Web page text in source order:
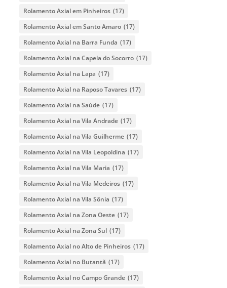
Rolamento Axial em Pinheiros (17)
Rolamento Axial em Santo Amaro (17)
Rolamento Axial na Barra Funda (17)
Rolamento Axial na Capela do Socorro (17)
Rolamento Axial na Lapa (17)
Rolamento Axial na Raposo Tavares (17)
Rolamento Axial na Saúde (17)
Rolamento Axial na Vila Andrade (17)
Rolamento Axial na Vila Guilherme (17)
Rolamento Axial na Vila Leopoldina (17)
Rolamento Axial na Vila Maria (17)
Rolamento Axial na Vila Medeiros (17)
Rolamento Axial na Vila Sônia (17)
Rolamento Axial na Zona Oeste (17)
Rolamento Axial na Zona Sul (17)
Rolamento Axial no Alto de Pinheiros (17)
Rolamento Axial no Butantã (17)
Rolamento Axial no Campo Grande (17)